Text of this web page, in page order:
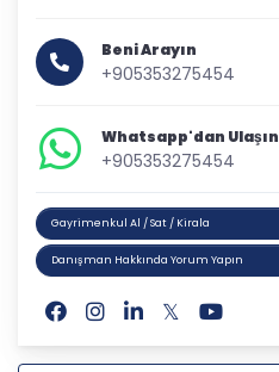
Beni Arayın
+905353275454
Whatsapp'dan Ulaşın
+905353275454
Gayrimenkul Al / Sat / Kirala
Danışman Hakkında Yorum Yapın